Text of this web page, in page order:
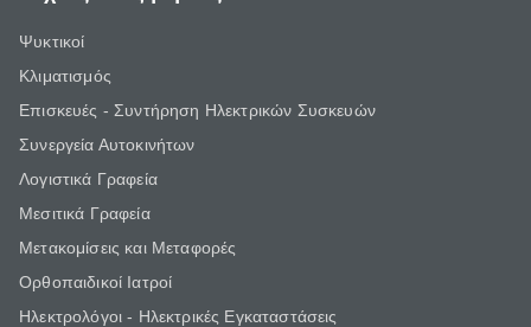
Ψυκτικοί
Κλιματισμός
Επισκευές - Συντήρηση Ηλεκτρικών Συσκευών
Συνεργεία Αυτοκινήτων
Λογιστικά Γραφεία
Μεσιτικά Γραφεία
Μετακομίσεις και Μεταφορές
Ορθοπαιδικοί Ιατροί
Ηλεκτρολόγοι - Ηλεκτρικές Εγκαταστάσεις